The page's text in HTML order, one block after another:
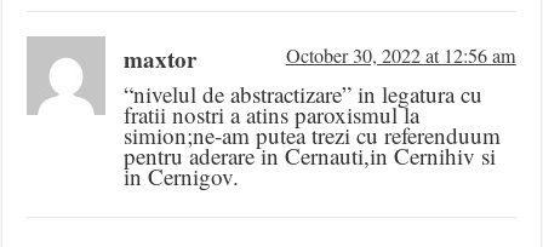
maxtor October 30, 2022 at 12:56 am
“nivelul de abstractizare” in legatura cu
fratii nostri a atins paroxismul la
simion;ne-am putea trezi cu referenduum
pentru aderare in Cernauti,in Cernihiv si
in Cernigov.